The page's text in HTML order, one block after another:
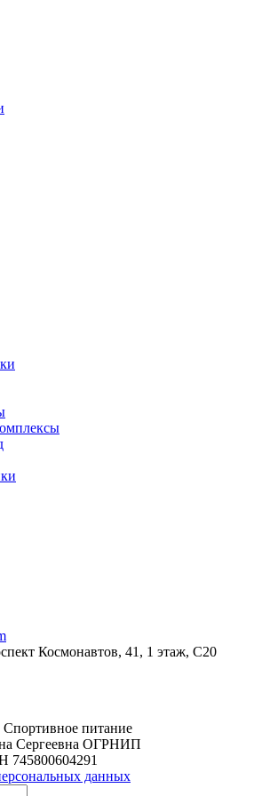
Космонавтов, 41, 1 этаж, С20
питание
Сергеевна ОГРНИП
745800604291
данных